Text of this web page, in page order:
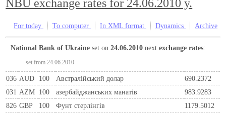
NBU exchange rates for 24.06.2010 y.
For today To computer In XML format Dynamics Archive
National Bank of Ukraine set on24.06.2010 nextexchange rates:
set from 24.06.2010
036 AUD 100 Австралійський долар
690.2372
031 AZM 100 азербайджанських манатів
983.9283
826 GBP 100 Фунт стерлінгів
1179.5012